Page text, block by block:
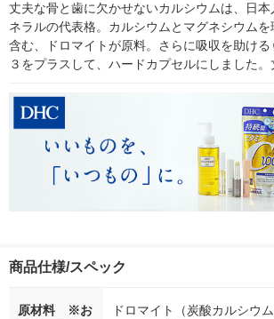
丈夫な骨と歯に欠かせないカルシウムは、日本
ネラルの代表格。カルシウムとマグネシウム
含む、ドロマイトが原料。さらに吸収を助ける
３をプラスして、ハードカプセルにしました。
商品仕様/スペック
原材料 ※お
ドロマイト（炭酸カルシウ